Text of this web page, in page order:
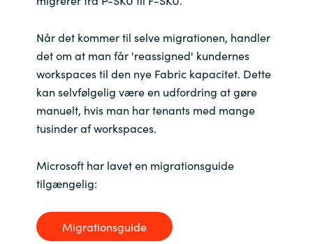
Germany
Hungary
Iceland
India
Kingdom of Saudi Arabia
Når det kommer til selve migrationen, handler
det om at man får 'reassigned' kundernes
workspaces til den nye Fabric kapacitet. Dette
kan selvfølgelig være en udfordring at gøre
manuelt, hvis man har tenants med mange
tusinder af workspaces.
Microsoft har lavet en migrationsguide
tilgængelig:
Migrationsguide